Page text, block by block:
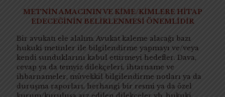
METNİN AMACININ VE KİME/KİMLERE HİTAP
EDECEĞİNİN BELİRLENMESİ ÖNEMLİDİR
Bir avukatı ele alalım. Avukat kaleme alacağı bazı
hukuki metinler ile bilgilendirme yapmayı ve/veya
kendi sunduklarını kabul ettirmeyi hedefler. Dava,
cevap ya da temyiz dilekçeleri, ihtarname ve
ihbarnameler, müvekkil bilgilendirme notları ya da
duruşma raporları, herhangi bir resmi ya da özel